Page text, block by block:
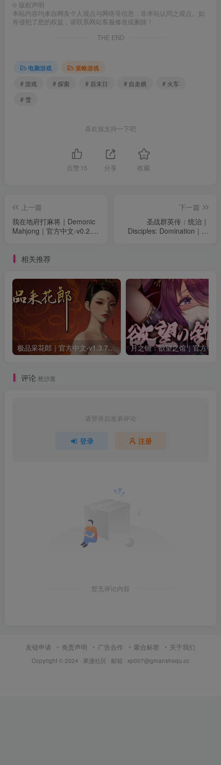
© 版权声明
本站内容均来自网友个人观点与网络等信息，非本站认同之观点。如
有侵犯了您的权益，请联系网站客服修改或删除！
THE END
电脑游戏
策略游戏
# 游戏
# 探索 # 后末日 # 自走棋
# 火车
# 雪
喜欢就支持一下吧
点赞 15 分享 收藏
上一篇
我在地府打麻将｜Demonic
Mahjong｜官方中文-v0.2.57
下一篇
圣战群英传：统治｜
Disciples: Domination｜官
相关推荐
极品采花郎｜官方中文-v1.3.7+满金币初始存档+通关存档｜7.11G｜免安装
评论 抢沙发
请登录后发表评论
登录 注册
暂无评论内容
友链申请 免责声明 广告合作 聚合标签 关于我们
Copyright © 2024 · 果漫社区 · 邮箱 · xp007@gmanshequ.cc